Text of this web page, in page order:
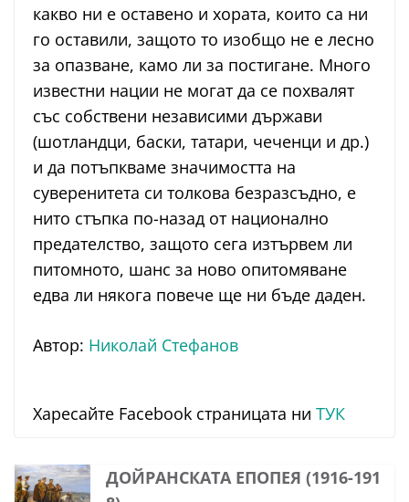
какво ни е оставено и хората, които са ни
го оставили, защото то изобщо не е лесно
за опазване, камо ли за постигане. Много
известни нации не могат да се похвалят
със собствени независими държави
(шотландци, баски, татари, чеченци и др.)
и да потъпкваме значимостта на
суверенитета си толкова безразсъдно, е
нито стъпка по-назад от национално
предателство, защото сега изтървем ли
питомното, шанс за ново опитомяване
едва ли някога повече ще ни бъде даден.
Автор: Николай Стефанов
Харесайте Facebook страницата ни ТУК
ДОЙРАНСКАТА ЕПОПЕЯ (1916-191